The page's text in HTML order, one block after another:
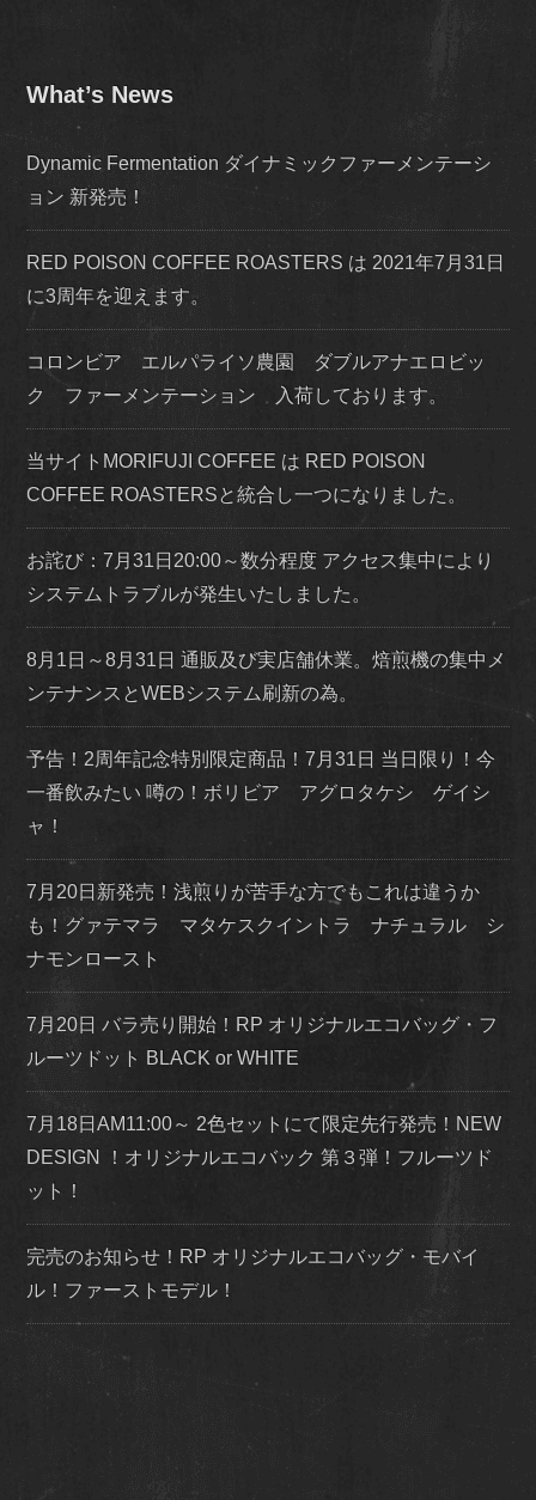
What’s News
Dynamic Fermentation ダイナミックファーメンテーシ
ョン 新発売！
RED POISON COFFEE ROASTERS は 2021年7月31日
に3周年を迎えます。
コロンビア エルパライソ農園 ダブルアナエロビッ
ク ファーメンテーション 入荷しております。
当サイトMORIFUJI COFFEE は RED POISON
COFFEE ROASTERSと統合し一つになりました。
お詫び：7月31日20:00～数分程度 アクセス集中により
システムトラブルが発生いたしました。
8月1日～8月31日 通販及び実店舗休業。焙煎機の集中メ
ンテナンスとWEBシステム刷新の為。
予告！2周年記念特別限定商品！7月31日 当日限り！今
一番飲みたい 噂の！ボリビア アグロタケシ ゲイシ
ャ！
7月20日新発売！浅煎りが苦手な方でもこれは違うか
も！グァテマラ マタケスクイントラ ナチュラル シ
ナモンロースト
7月20日 バラ売り開始！RP オリジナルエコバッグ・フ
ルーツドット BLACK or WHITE
7月18日AM11:00～ 2色セットにて限定先行発売！NEW
DESIGN ！オリジナルエコバック 第３弾！フルーツド
ット！
完売のお知らせ！RP オリジナルエコバッグ・モバイ
ル！ファーストモデル！